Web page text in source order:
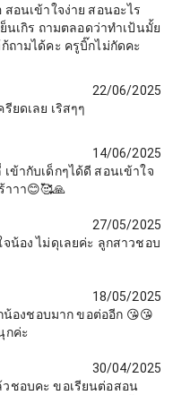
สอนเข้าใจง่าย สอนอะไร
นเกิร ถามตลอดว่าทำเป้นมั้ย
ถามได้คะ ครูบิ๊กไม่กัดคะ
22/06/2025
ยดเลย เริสๆๆ
14/06/2025
ข้ากับเด็กๆได้ดี สอนเข้าใจ
าาา😊🥰🙏
27/05/2025
จน้อง ไม่ดุเลยค่ะ ลูกสาวชอบ
18/05/2025
น้องชอบมาก ขอต่ออีก 😘😘
กค่ะ
30/04/2025
ชอบคะ ขอเรียนต่อสอน